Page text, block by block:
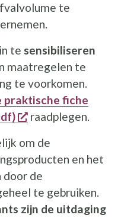
te
te sensibiliseren
maatregelen te
te voorkomen.
praktische fiche
opent een nieuw
raadplegen.
om de
en het
door de
te gebruiken.
zijn de uitdaging